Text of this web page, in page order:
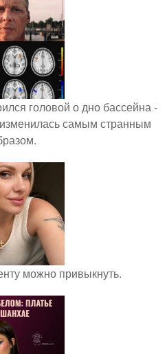
головой о дно бассейна -
изменилась самым странным
можно привыкнуть.